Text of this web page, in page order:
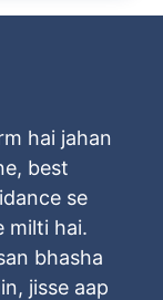
hai jahan
best
se
milti hai.
bhasha
jisse aap